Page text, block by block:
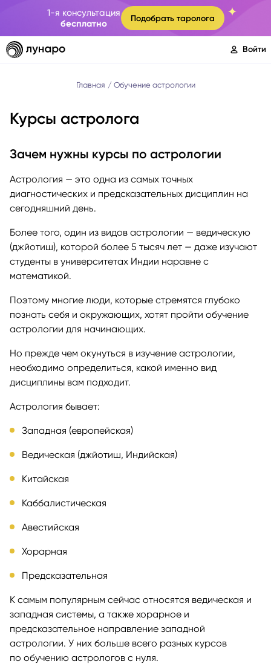
1-я консультация
бесплатно
Подобрать таролога
Войти
Главная Обучение астрологии
Курсы астролога
Зачем нужны курсы по астрологии
Астрология — это одна из самых точных
диагностических и предсказательных дисциплин на
сегодняшний день.
Более того, один из видов астрологии — ведическую
(джйотиш), которой более 5 тысяч лет — даже изучают
студенты в университетах Индии наравне с
математикой.
Поэтому многие люди, которые стремятся глубоко
познать себя и окружающих, хотят пройти обучение
астрологии для начинающих.
Но прежде чем окунуться в изучение астрологии,
необходимо определиться, какой именно вид
дисциплины вам подходит.
Астрология бывает:
Западная (европейская)
Ведическая (джйотиш, Индийская)
Китайская
Каббалистическая
Авестийская
Хорарная
Предсказательная
К самым популярным сейчас относятся ведическая и
западная системы, а также хорарное и
предсказательное направление западной
астрологии. У них больше всего разных курсов
по обучению астрологов с нуля.